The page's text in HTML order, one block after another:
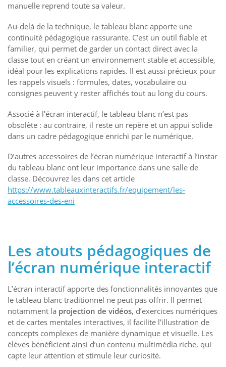
manuelle reprend toute sa valeur.
Au-delà de la technique, le tableau blanc apporte une
continuité pédagogique rassurante. C’est un outil fiable et
familier, qui permet de garder un contact direct avec la
classe tout en créant un environnement stable et accessible,
idéal pour les explications rapides. Il est aussi précieux pour
les rappels visuels : formules, dates, vocabulaire ou
consignes peuvent y rester affichés tout au long du cours.
Associé à l’écran interactif, le tableau blanc n’est pas
obsolète : au contraire, il reste un repère et un appui solide
dans un cadre pédagogique enrichi par le numérique.
D’autres accessoires de l’écran numérique interactif à l’instar
du tableau blanc ont leur importance dans une salle de
classe. Découvrez les dans cet article
https://www.tableauxinteractifs.fr/equipement/les-
accessoires-des-eni
Les atouts pédagogiques de
l’écran numérique interactif
L’écran interactif apporte des fonctionnalités innovantes que
le tableau blanc traditionnel ne peut pas offrir. Il permet
notamment la projection de vidéos, d’exercices numériques
et de cartes mentales interactives, il facilite l’illustration de
concepts complexes de manière dynamique et visuelle. Les
élèves bénéficient ainsi d’un contenu multimédia riche, qui
capte leur attention et stimule leur curiosité.